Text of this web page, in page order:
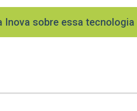
Inova sobre essa tecnologia